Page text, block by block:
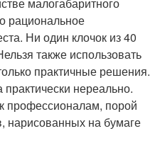
рациональное
Ни один клочок из 40
также использовать
практичные решения.
нереально.
профессионалам, порой
нарисованных на бумаге